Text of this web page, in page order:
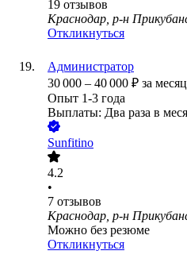
19 отзывов
Краснодар, р-н
Откликнуться
Администратор
30 000 – 40 000 ₽ за
Опыт 1-3 года
Выплаты: Два раза в
Sunfitino
4.2
•
7 отзывов
Краснодар, р-н
Можно без резюме
Откликнуться